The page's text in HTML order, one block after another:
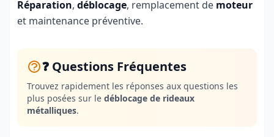
Réparation, déblocage, remplacement de moteur
et maintenance préventive.
❓ Questions Fréquentes
Trouvez rapidement les réponses aux questions les
plus posées sur le déblocage de rideaux
métalliques.